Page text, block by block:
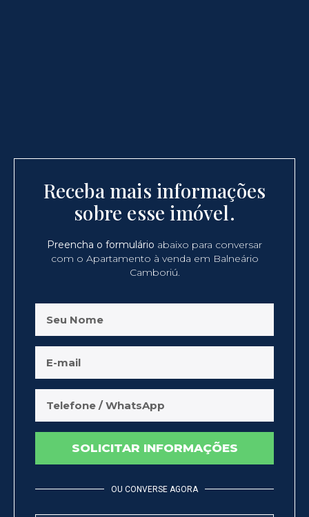
Receba mais informações
sobre esse imóvel.
Preencha o formulário abaixo para conversar
com o Apartamento à venda em Balneário
Camboriú.
SOLICITAR INFORMAÇÕES
OU CONVERSE AGORA